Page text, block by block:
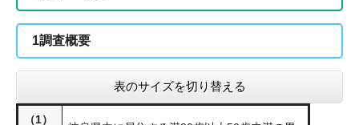
1調査概要
表のサイズを切り替える
（1）